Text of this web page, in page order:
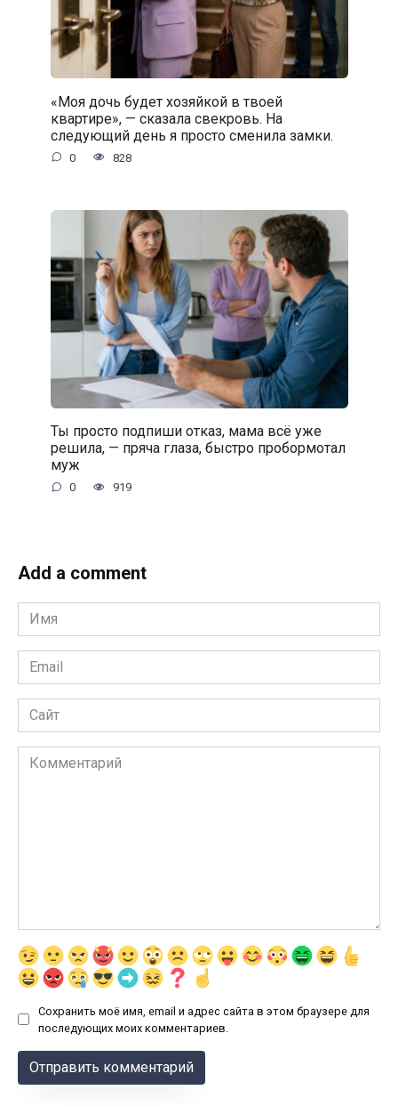
«Моя дочь будет хозяйкой в твоей
квартире», — сказала свекровь. На
следующий день я просто сменила замки.
0 828
Ты просто подпиши отказ, мама всё уже
решила, — пряча глаза, быстро пробормотал
муж
0 919
Add a comment
Имя
*
Email
*
Сайт
Комментарий
Сохранить моё имя, email и адрес сайта в этом браузере для
последующих моих комментариев.